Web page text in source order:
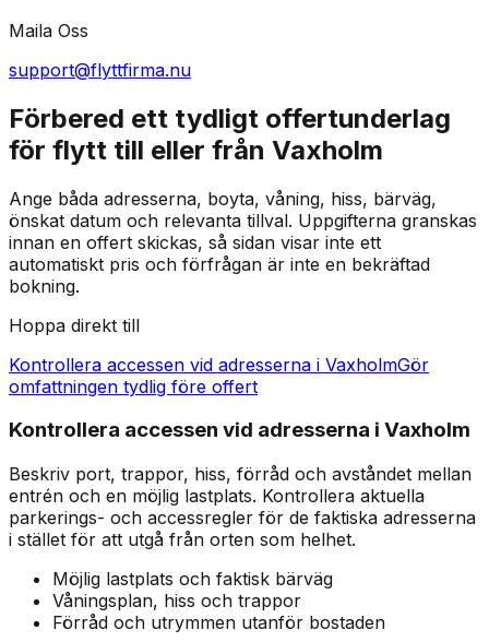
Maila Oss
support@flyttfirma.nu
Förbered ett tydligt offertunderlag
för flytt till eller från Vaxholm
Ange båda adresserna, boyta, våning, hiss, bärväg,
önskat datum och relevanta tillval. Uppgifterna granskas
innan en offert skickas, så sidan visar inte ett
automatiskt pris och förfrågan är inte en bekräftad
bokning.
Hoppa direkt till
Kontrollera accessen vid adresserna i VaxholmGör
omfattningen tydlig före offert
Kontrollera accessen vid adresserna i Vaxholm
Beskriv port, trappor, hiss, förråd och avståndet mellan
entrén och en möjlig lastplats. Kontrollera aktuella
parkerings- och accessregler för de faktiska adresserna
i stället för att utgå från orten som helhet.
Möjlig lastplats och faktisk bärväg
Våningsplan, hiss och trappor
Förråd och utrymmen utanför bostaden